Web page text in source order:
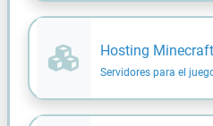
Hosting Minecraft
Servidores para el